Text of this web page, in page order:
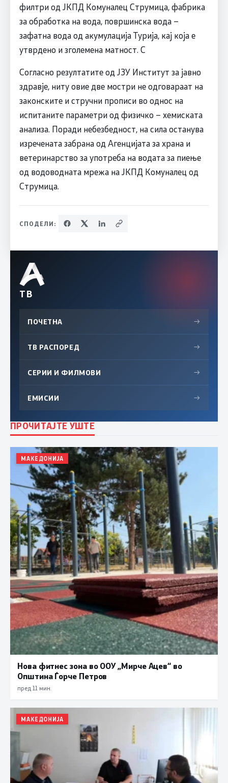
филтри од ЈКПД Комуналец Струмица, фабрика
за обработка на вода, површинска вода –
зафатна вода од акумулација Турија, кај која е
утврдено и зголемена матност. С
Согласно резултатите од ЈЗУ Институт за јавно
здравје, ниту овие две мостри не одговараат на
законските и стручни прописи во однос на
испитаните параметри од физичко – хемиската
анализа. Поради небезбедност, на сила останува
изречената забрана од Агенцијата за храна и
ветеринарство за употреба на водата за пиење
од водоводната мрежа на ЈКПД Комуналец од
Струмица.
СПОДЕЛИ:
ТВ
ПОЧЕТНА →
ТВ РАСПОРЕД →
СЕРИИ И ФИЛМОВИ →
ЕМИСИИ →
ПРОЧИТАЈТЕ УШТЕ
МАКЕДОНИЈА
Нова фитнес зона во ООУ „Мирче Ацев“ во
Општина Ѓорче Петров
пред 11 мин.
МАКЕДОНИЈА